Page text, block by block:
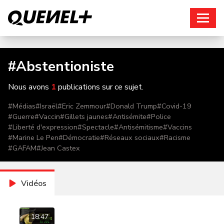
#Abstentioniste
Nous avons 1 publications sur ce sujet.
#Médias#Israël#Eric Zemmour#Donald Trump#Covid-19
#Guerre#Vaccin#Gillets jaunes#Antisémite#Police
#Liberté d'expression#Spectacle#Antisémitisme#Vaccins
#Marine Le Pen#Démocratie#Réseaux sociaux#Racisme
#GAFAM#Jean Castex
Vidéos
18:47